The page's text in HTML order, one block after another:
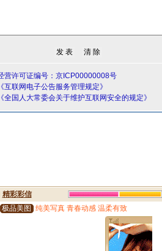
营许可证编号：京ICP00000008号
互联网电子公告服务管理规定》
全国人大常委会关于维护互联网安全的规定》